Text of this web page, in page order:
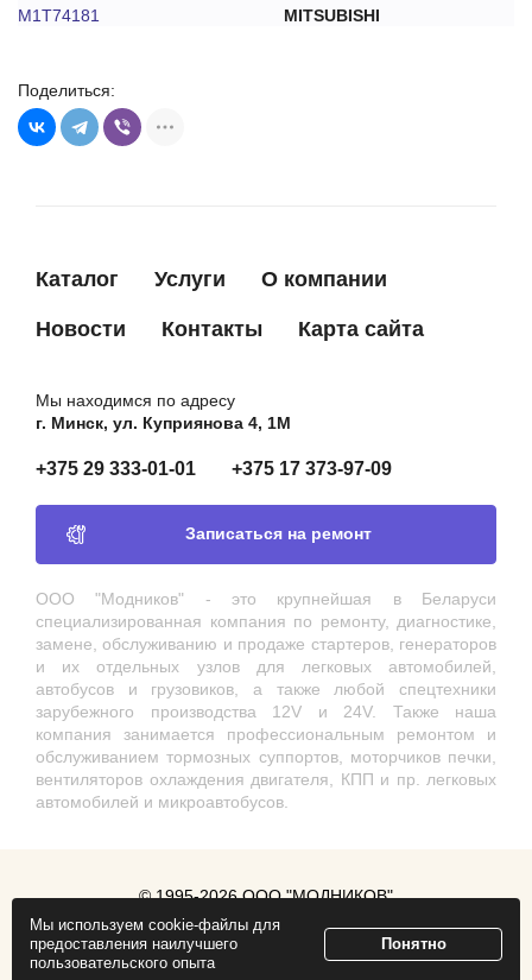
M1T74181
MITSUBISHI
16930N
2-1147-MI
Поделиться:
Каталог Услуги О компании
Новости Контакты Карта сайта
Мы находимся по адресу
г. Минск, ул. Куприянова 4, 1М
+375 29 333-01-01 +375 17 373-97-09
Записаться на ремонт
ООО "Модников" - это крупнейшая в Беларуси
специализированная компания по ремонту, диагностике,
замене, обслуживанию и продаже стартеров, генераторов
и их отдельных узлов для легковых автомобилей,
автобусов и грузовиков, а также любой спецтехники
зарубежного производства 12V и 24V. Также наша
компания занимается профессиональным ремонтом и
обслуживанием тормозных суппортов, моторчиков печки,
вентиляторов охлаждения двигателя, КПП и пр. легковых
автомобилей и микроавтобусов.
© 1995-2026 ООО "МОДНИКОВ"
Продвижение сайта ZmitroC.by
Мы используем cookie-файлы для
предоставления наилучшего
пользовательского опыта
Понятно